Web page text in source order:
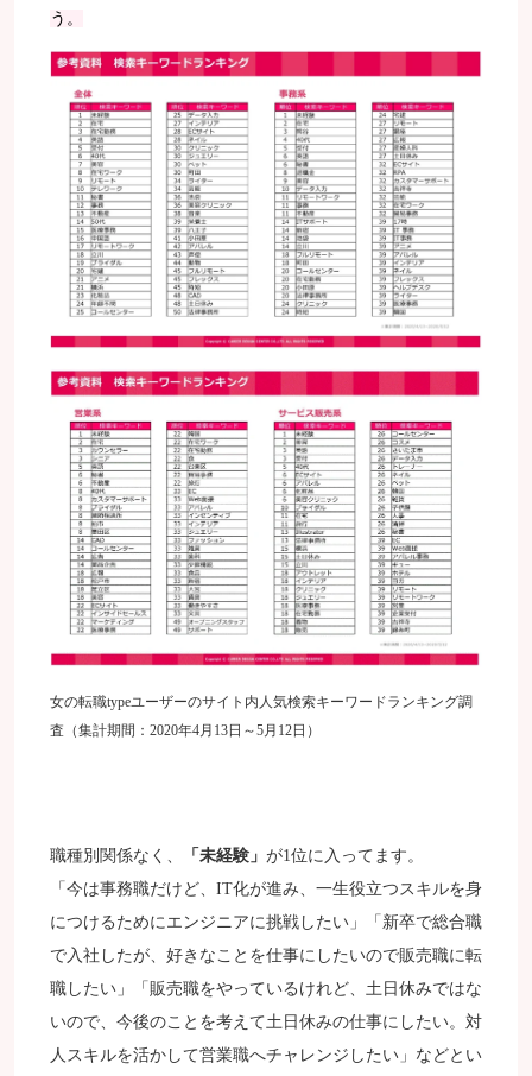
う。
女の転職typeユーザーのサイト内人気検索キーワードランキング調
査（集計期間：2020年4月13日～5月12日）
職種別関係なく、 「未経験」 が1位に入ってます。
「今は事務職だけど、IT化が進み、一生役立つスキルを身
につけるためにエンジニアに挑戦したい」
「新卒で総合職
で入社したが、好きなことを仕事にしたいので販売職に転
職したい」「販売職をやっているけれど、土日休みではな
いので、今後のことを考えて土日休みの仕事にしたい。対
人スキルを活かして営業職へチャレンジしたい」などとい